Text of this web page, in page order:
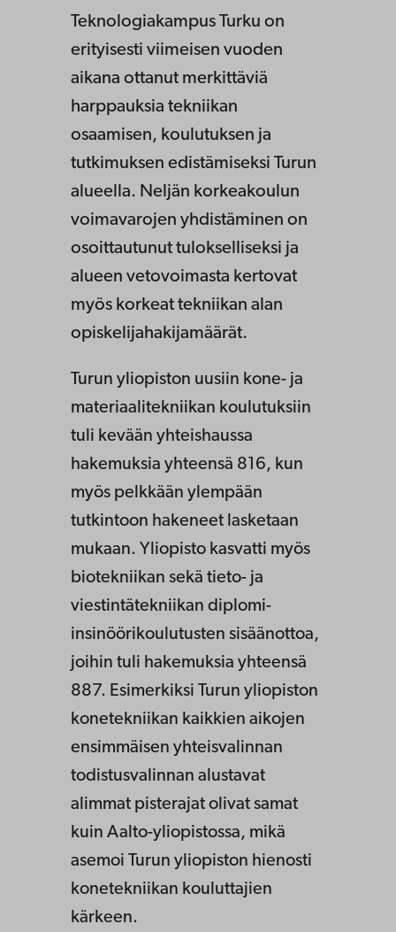
Teknologiakampus Turku on
erityisesti viimeisen vuoden
aikana ottanut merkittäviä
harppauksia tekniikan
osaamisen, koulutuksen ja
tutkimuksen edistämiseksi Turun
alueella. Neljän korkeakoulun
voimavarojen yhdistäminen on
osoittautunut tulokselliseksi ja
alueen vetovoimasta kertovat
myös korkeat tekniikan alan
opiskelijahakijamäärät.
Turun yliopiston uusiin kone- ja
materiaalitekniikan koulutuksiin
tuli kevään yhteishaussa
hakemuksia yhteensä 816, kun
myös pelkkään ylempään
tutkintoon hakeneet lasketaan
mukaan. Yliopisto kasvatti myös
biotekniikan sekä tieto- ja
viestintätekniikan diplomi-
insinöörikoulutusten sisäänottoa,
joihin tuli hakemuksia yhteensä
887. Esimerkiksi Turun yliopiston
konetekniikan kaikkien aikojen
ensimmäisen yhteisvalinnan
todistusvalinnan alustavat
alimmat pisterajat olivat samat
kuin Aalto-yliopistossa, mikä
asemoi Turun yliopiston hienosti
konetekniikan kouluttajien
kärkeen.